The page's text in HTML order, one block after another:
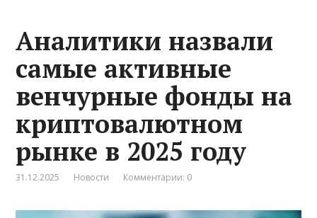
Аналитики назвали
самые активные
венчурные фонды на
криптовалютном
рынке в 2025 году
31.12.2025 Новости Комментарии: 0